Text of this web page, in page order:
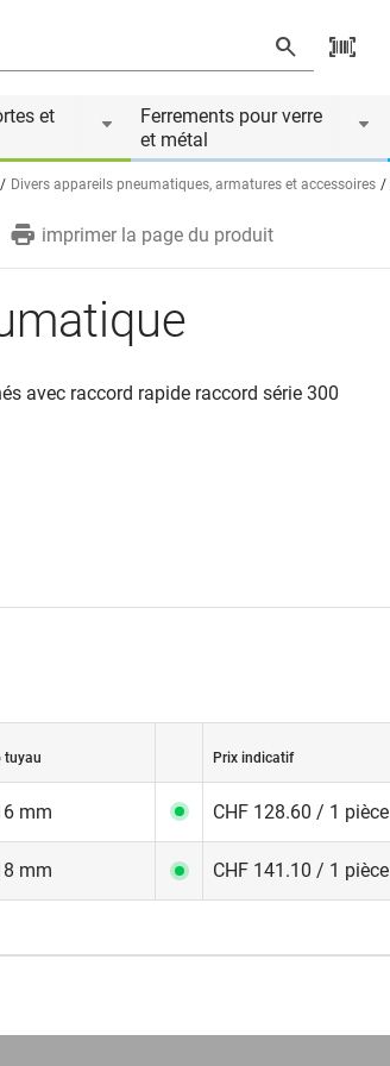
et
Ferrements pour verre
et métal
Divers appareils pneumatiques, armatures et accessoires
imprimer la page du produit
avec raccord rapide raccord série 300
tuyau Prix indicatif
mm CHF 128.60 / 1 pièce
mm CHF 141.10 / 1 pièce